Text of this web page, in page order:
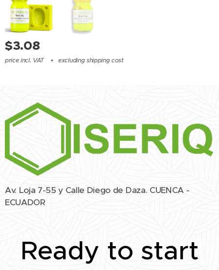
$3.08
price incl. VAT excluding shipping cost
Av. Loja 7-55 y Calle Diego de Daza. CUENCA -
ECUADOR
Ready to start